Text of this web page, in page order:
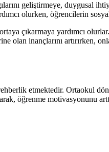
geliştirmeye, duygusal
olurken, öğrencilerin
çıkarmaya yardımcı
olan inançlarını artırırken,
etmektedir. Ortaokul
öğrenme motivasyonunu